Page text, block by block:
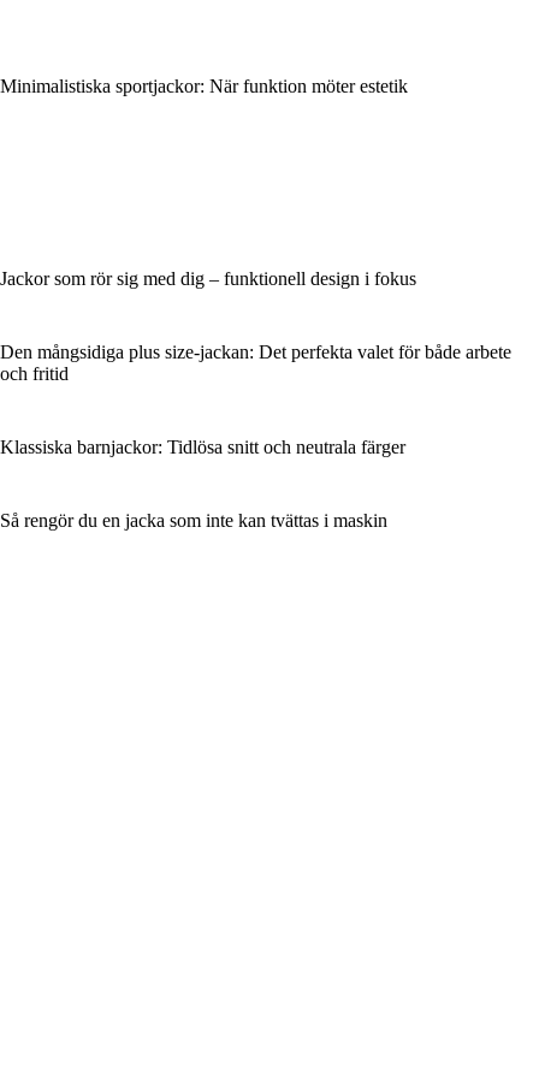
Minimalistiska sportjackor: När funktion möter estetik
Jackor som rör sig med dig – funktionell design i fokus
Den mångsidiga plus size-jackan: Det perfekta valet för både arbete
och fritid
Klassiska barnjackor: Tidlösa snitt och neutrala färger
Så rengör du en jacka som inte kan tvättas i maskin